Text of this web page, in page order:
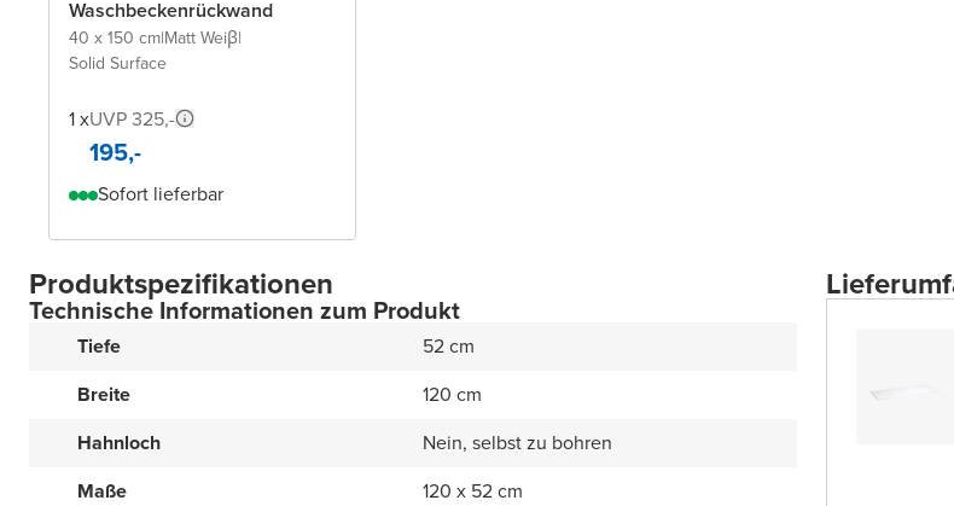
Waschbeckenrückwand
40 x 150 cm|Matt Weiβ|
Solid Surface
1 xUVP 325,-
195,-
Sofort lieferbar
Produktspezifikationen
Technische Informationen zum Produkt
Tiefe
52 cm
Breite
120 cm
Hahnloch
Nein, selbst zu bohren
Maße
120 x 52 cm